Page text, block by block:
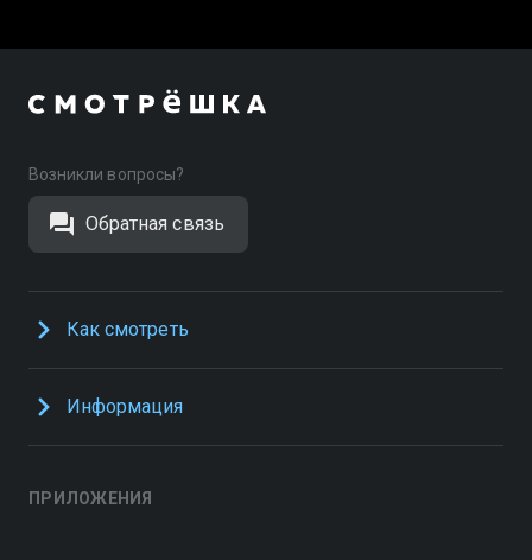
Возникли вопросы?
Обратная связь
Как смотреть
Информация
ПРИЛОЖЕНИЯ